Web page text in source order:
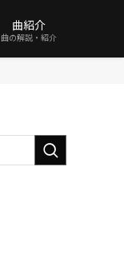
曲紹介
曲の解説・紹介